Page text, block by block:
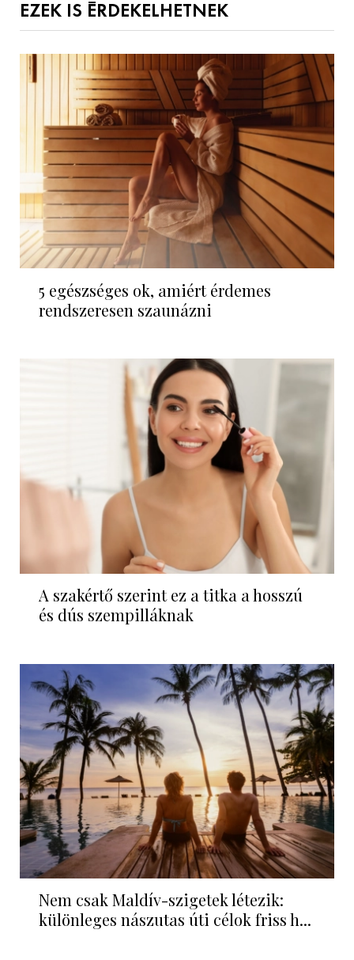
EZEK IS ÉRDEKELHETNEK
5 egészséges ok, amiért érdemes
rendszeresen szaunázni
A szakértő szerint ez a titka a hosszú
és dús szempilláknak
Nem csak Maldív-szigetek létezik:
különleges nászutas úti célok friss h...